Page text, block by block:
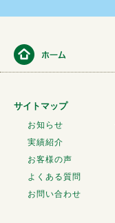
サイトマップ
お知らせ
実績紹介
お客様の声
よくある質問
お問い合わせ